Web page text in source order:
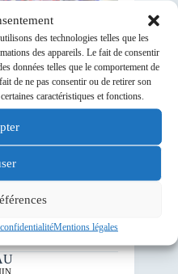
des technologies telles que les
des appareils. Le fait de consentir
données telles que le comportement de
de ne pas consentir ou de retirer son
caractéristiques et fonctions.
Mentions légales